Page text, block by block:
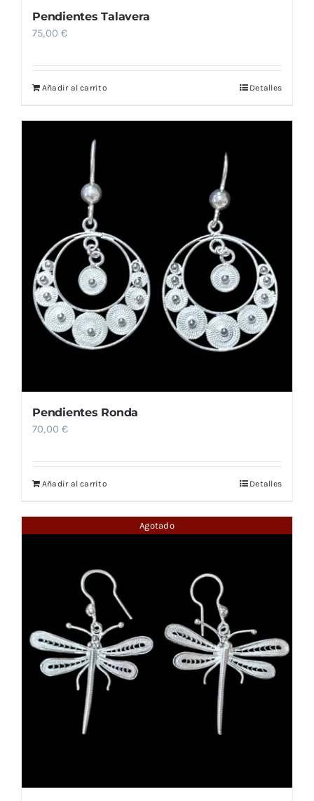
Pendientes Talavera
75,00€
Añadir al carrito Detalles
Pendientes Ronda
70,00€
Añadir al carrito Detalles
Agotado